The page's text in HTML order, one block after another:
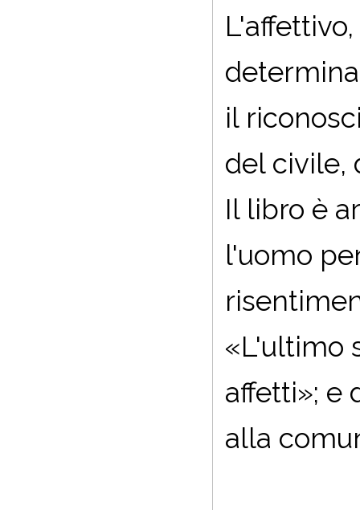
il
del civile,
Il libro è
l'uomo
«L'ultimo
affetti»; e
alla